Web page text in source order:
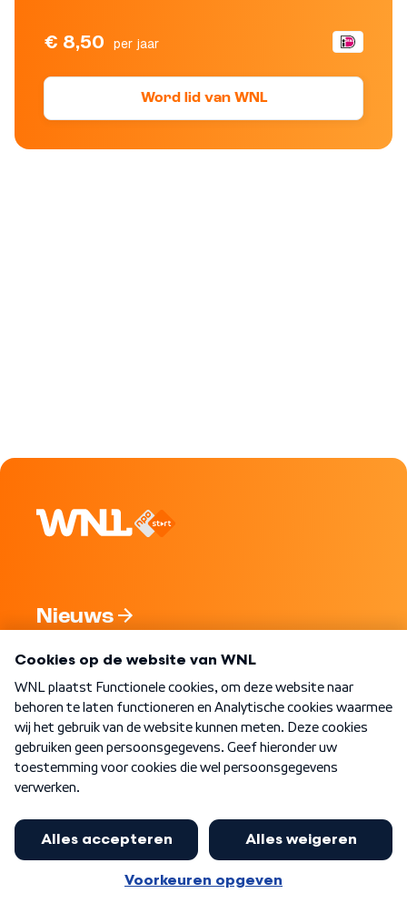
€ 8,50 per jaar
Word lid van WNL
Nieuws
Nieuwsbrief
Word Lid